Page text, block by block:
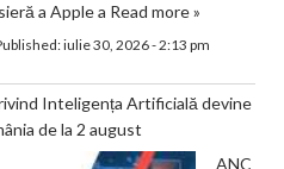
a Apple a Read more »
iulie 30, 2026 - 2:13 pm
Inteligența Artificială devine
de la 2 august
ANC